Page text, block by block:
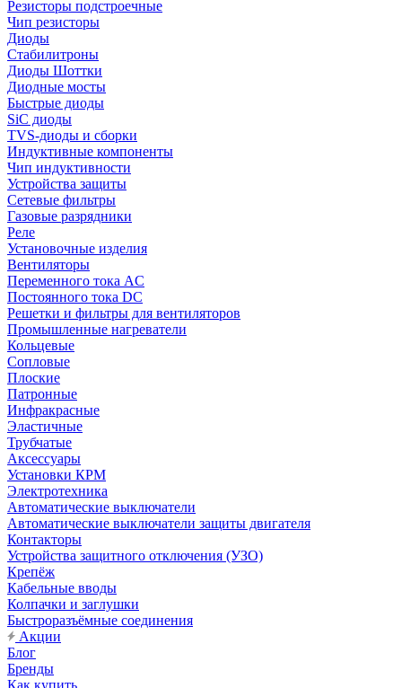
Резисторы подстроечные
Чип резисторы
Диоды
Стабилитроны
Диоды Шоттки
Диодные мосты
Быстрые диоды
SiC диоды
TVS-диоды и сборки
Индуктивные компоненты
Чип индуктивности
Устройства защиты
Сетевые фильтры
Газовые разрядники
Реле
Установочные изделия
Вентиляторы
Переменного тока AC
Постоянного тока DC
Решетки и фильтры для вентиляторов
Промышленные нагреватели
Кольцевые
Сопловые
Плоские
Патронные
Инфракрасные
Эластичные
Трубчатые
Аксессуары
Установки КРМ
Электротехника
Автоматические выключатели
Автоматические выключатели защиты двигателя
Контакторы
Устройства защитного отключения (УЗО)
Крепёж
Кабельные вводы
Колпачки и заглушки
Быстроразъёмные соединения
Акции
Блог
Бренды
Как купить